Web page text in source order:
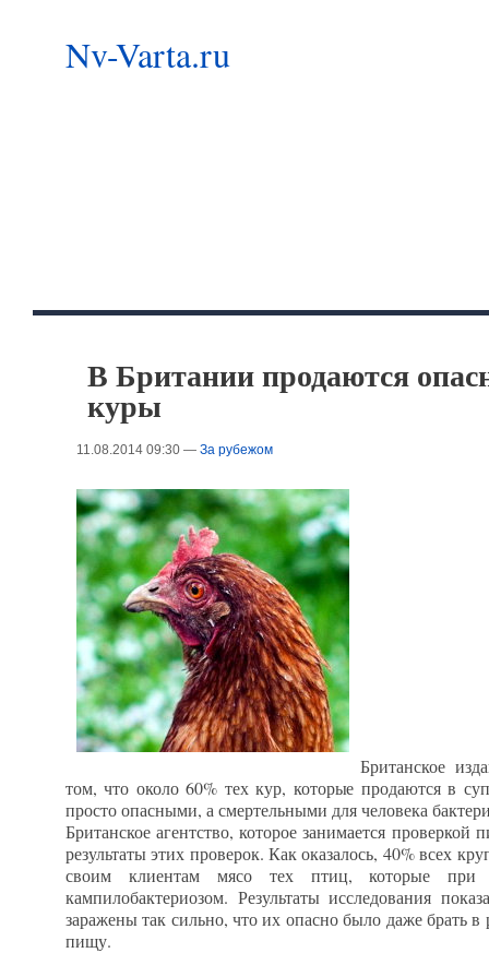
Nv-Varta.ru
В Британии продаются
куры
11.08.2014 09:30 — За рубежом
Британское
том, что около 60% тех кур, которые продаются в
просто опасными, а смертельными для человека
Британское агентство, которое занимается
результаты этих проверок. Как оказалось, 40% всех
своим клиентам мясо тех птиц, которые при
кампилобактериозом. Результаты исследования
заражены так сильно, что их опасно было даже брать в
пищу.